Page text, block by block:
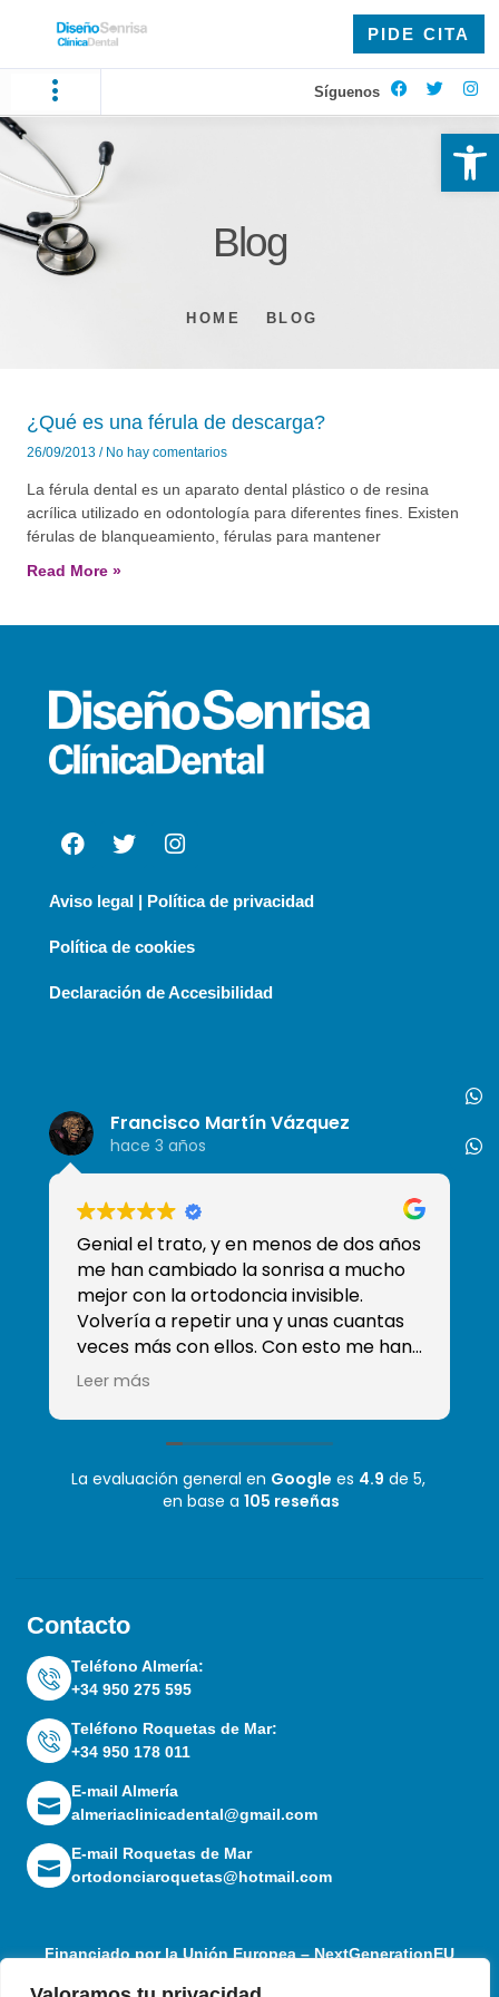
PIDE CITA
Síguenos
Blog
HOME BLOG
¿Qué es una férula de descarga?
26/09/2013 No hay comentarios
La férula dental es un aparato dental plástico o de resina
acrílica utilizado en odontología para diferentes fines. Existen
férulas de blanqueamiento, férulas para mantener
Read More »
Contacto
Teléfono Almería:
+34 950 275 595
Teléfono Roquetas de Mar:
+34 950 178 011
E-mail Almería
almeriaclinicadental@gmail.com
E-mail Roquetas de Mar
ortodonciaroquetas@hotmail.com
Francisco Martín Vázquez
hace 3 años
Genial el trato, y en menos de dos años
me han cambiado la sonrisa a mucho
mejor con la ortodoncia invisible.
Volvería a repetir una y unas cuantas
veces más con ellos. Con esto me han
ganado y han conseguido que sea mi
tengo a Moha que es el mejor
odontólogo que he tenido! Mil gracias
Leer más
La evaluación general en Google es 4.9 de 5,
en base a 105 reseñas
Aviso legal | Política de privacidad
Política de cookies
Declaración de Accesibilidad
Financiado por la Unión Europea – NextGenerationEU